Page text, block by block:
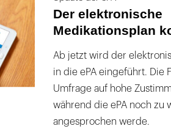
Der elektronische
Medikationsplan
Ab jetzt wird der
in die ePA eingeführt. Die
Umfrage auf hohe
während die ePA noch zu
angesprochen werde.